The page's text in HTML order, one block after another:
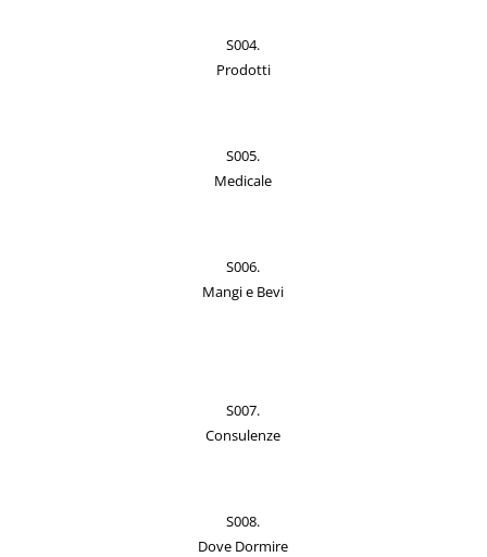
S004.
Prodotti
S005.
Medicale
S006.
Mangi e Bevi
S007.
Consulenze
S008.
Dove Dormire